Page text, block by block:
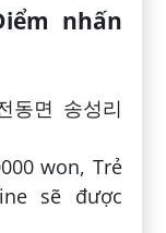
nhấn
동면 송성리
won, Trẻ
sẽ được